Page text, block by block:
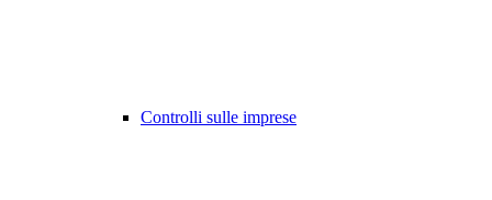
Controlli sulle imprese